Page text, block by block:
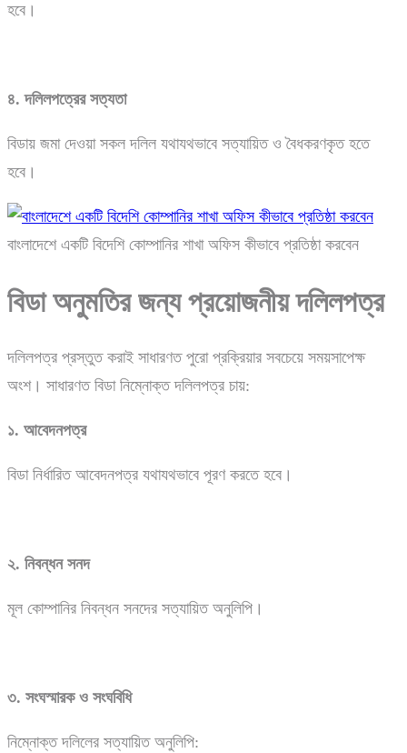
হবে।
৪.দলিলপত্রের সত্যতা
বিডায় জমা দেওয়া সকল দলিল যথাযথভাবে সত্যায়িত ও বৈধকরণকৃত হতে
হবে।
বাংলাদেশে একটি বিদেশি কোম্পানির শাখা অফিস কীভাবে প্রতিষ্ঠা করবেন
বিডাঅনুমতিরজন্যপ্রয়োজনীয়দলিলপত্র
দলিলপত্র প্রস্তুত করাই সাধারণত পুরো প্রক্রিয়ার সবচেয়ে সময়সাপেক্ষ
অংশ। সাধারণত বিডা নিম্নোক্ত দলিলপত্র চায়:
১. আবেদনপত্র
বিডা নির্ধারিত আবেদনপত্র যথাযথভাবে পূরণ করতে হবে।
২. নিবন্ধন সনদ
মূল কোম্পানির নিবন্ধন সনদের সত্যায়িত অনুলিপি।
৩. সংঘস্মারক ও সংঘবিধি
নিম্নোক্ত দলিলের সত্যায়িত অনুলিপি: